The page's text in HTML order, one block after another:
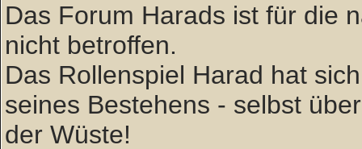
Das Forum Harads ist für die
nicht betroffen.
Das Rollenspiel Harad hat
seines Bestehens - selbst
der Wüste!